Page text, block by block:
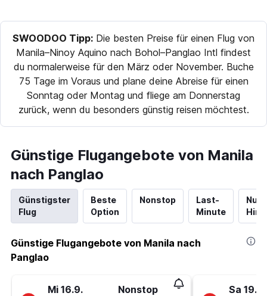
SWOODOO Tipp: Die besten Preise für einen Flug von
Manila–Ninoy Aquino nach Bohol–Panglao Intl findest
du normalerweise für den März oder November. Buche
75 Tage im Voraus und plane deine Abreise für einen
Sonntag oder Montag und fliege am Donnerstag
zurück, wenn du besonders günstig reisen möchtest.
Günstige Flugangebote von Manila
nach Panglao
Günstigster
Flug
Beste
Option
Nonstop
Last-
Minute
Nur
Günstige Flugangebote von Manila nach
Panglao
Mi 16.9. Nonstop Sa 19.9.